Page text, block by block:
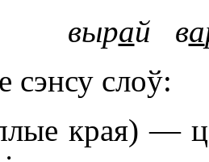
вырай ва
сэнсу слоў:
края) —